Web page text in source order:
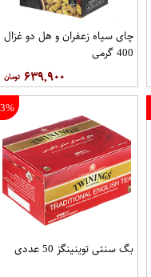
چای سیاه زعفران و هل دو غزال
400 گرمی
۶۳۹,۹۰۰
3%
بگ سنتی توینینگز 50 عددی